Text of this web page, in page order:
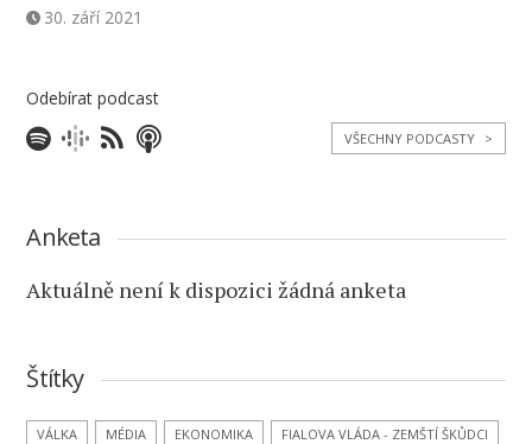
30. září 2021
Odebírat podcast
VŠECHNY PODCASTY >
Anketa
Aktuálně není k dispozici žádná anketa
Štítky
VÁLKA MÉDIA EKONOMIKA
FIALOVA VLÁDA - ZEMŠTÍ ŠKŮDCI